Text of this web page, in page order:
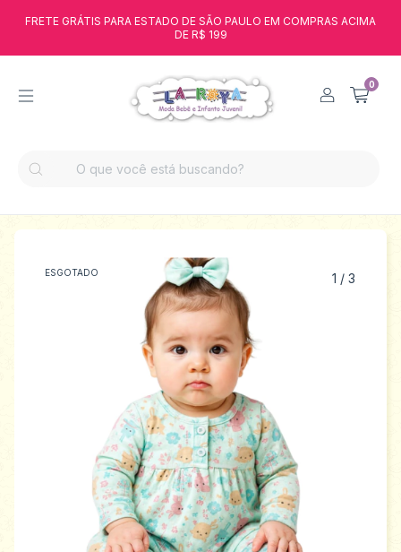
FRETE GRÁTIS PARA ESTADO DE SÃO PAULO EM COMPRAS ACIMA
DE R$ 199
0
ESGOTADO 1 / 3